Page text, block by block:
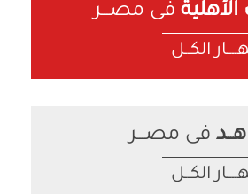
الأهلية فى مصـــر
الكــل
فى مصـــر
الكــل